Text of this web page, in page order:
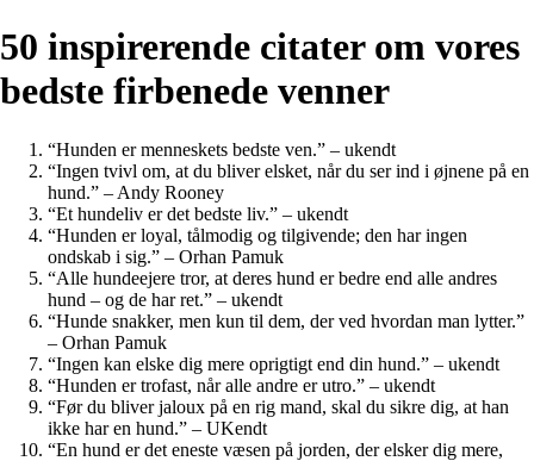
50 inspirerende citater om vores
bedste firbenede venner
“Hunden er menneskets bedste ven.” – ukendt
“Ingen tvivl om, at du bliver elsket, når du ser ind i øjnene på en
hund.” – Andy Rooney
“Et hundeliv er det bedste liv.” – ukendt
“Hunden er loyal, tålmodig og tilgivende; den har ingen
ondskab i sig.” – Orhan Pamuk
“Alle hundeejere tror, ​​at deres hund er bedre end alle andres
hund – og de har ret.” – ukendt
“Hunde snakker, men kun til dem, der ved hvordan man lytter.”
– Orhan Pamuk
“Ingen kan elske dig mere oprigtigt end din hund.” – ukendt
“Hunden er trofast, når alle andre er utro.” – ukendt
“Før du bliver jaloux på en rig mand, skal du sikre dig, at han
ikke har en hund.” – UKendt
“En hund er det eneste væsen på jorden, der elsker dig mere,